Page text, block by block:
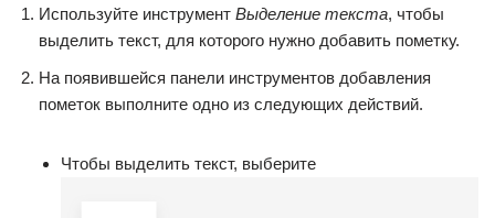
Используйте инструмент Выделение текста, чтобы
выделить текст, для которого нужно добавить пометку.
На появившейся панели инструментов добавления
пометок выполните одно из следующих действий.
Чтобы выделить текст, выберите